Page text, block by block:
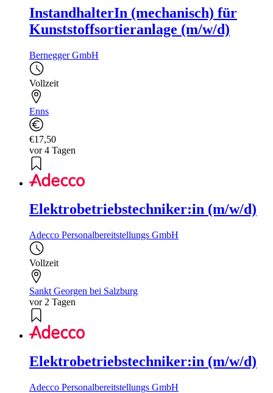
InstandhalterIn (mechanisch) für
Kunststoffsortieranlage (m/w/d)
Bernegger GmbH
Vollzeit
Enns
€17,50
vor 4 Tagen
Elektrobetriebstechniker:in (m/w/d)
Adecco Personalbereitstellungs GmbH
Vollzeit
Sankt Georgen bei Salzburg
vor 2 Tagen
Elektrobetriebstechniker:in (m/w/d)
Adecco Personalbereitstellungs GmbH